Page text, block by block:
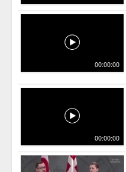
00:00:00
00:00:00